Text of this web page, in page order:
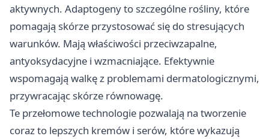
aktywnych. Adaptogeny to szczególne rośliny, które
pomagają skórze przystosować się do stresujących
warunków. Mają właściwości przeciwzapalne,
antyoksydacyjne i wzmacniające. Efektywnie
wspomagają walkę z problemami dermatologicznymi,
przywracając skórze równowagę.
Te przełomowe technologie pozwalają na tworzenie
coraz to lepszych kremów i serów, które wykazują